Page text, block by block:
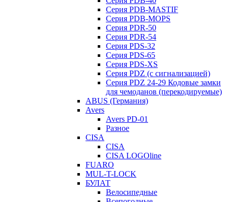
Серия PDB-MASTIF
Серия PDB-MOPS
Серия PDR-50
Серия PDR-54
Серия PDS-32
Серия PDS-65
Серия PDS-XS
Серия PDZ (с сигнализацией)
Серия PDZ 24-29 Кодовые замки
для чемоданов (перекодируемые)
ABUS (Германия)
Avers
Avers PD-01
Разное
CISA
CISA
CISA LOGOline
FUARO
MUL-T-LOCK
БУЛАТ
Велосипедные